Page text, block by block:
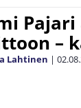
–
Lahtinen |